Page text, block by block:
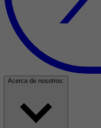
Acerca de nosotros: